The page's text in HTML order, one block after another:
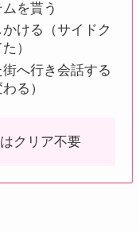
を貰う
ける（サイドク
）
へ行き会話する
る）
クリア不要